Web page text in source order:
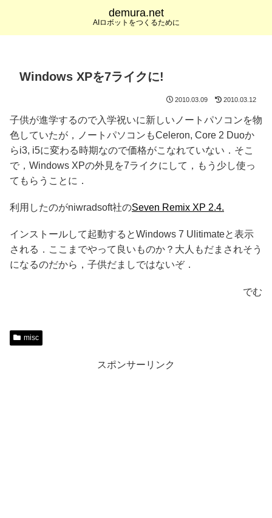
demura.net
AIロボットをつくるために
Windows XPを7ライクに!
2010.03.09 2010.03.12
子供が進学するので入学祝いに新しいノートパソコンを物
色していたが，ノートパソコンもCeleron, Core 2 Duoか
らi3, i5に変わる時期なので価格がこなれていない．そこ
で，Windows XPの外見を7ライクにして，もう少し使っ
てもらうことに．
利用したのがniwradsoft社のSeven Remix XP 2.4.
インストールして起動するとWindows 7 Ulitimateと表示
される．ここまでやって良いものか？大人もだまされそう
になるのだから，子供だましではないぞ．
でむ
misc
スポンサーリンク